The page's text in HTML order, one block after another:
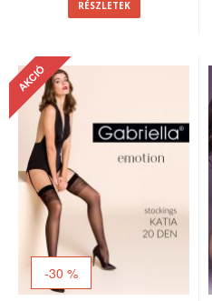
RÉSZLETEK
-30 %
AKCIÓ